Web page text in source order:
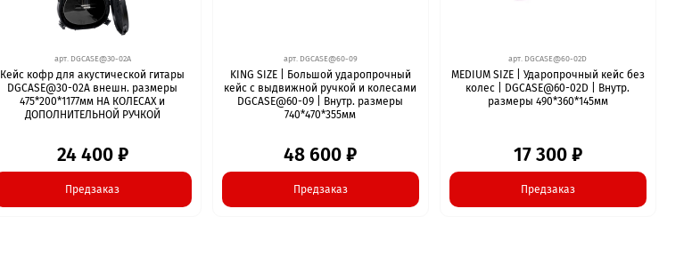
арт. DGCASE@30-02A
Кейс кофр для акустической гитары
DGCASE@30-02А внешн. размеры
475*200*1177мм НА КОЛЕСАХ и
ДОПОЛНИТЕЛЬНОЙ РУЧКОЙ
24 400 ₽
Предзаказ
арт. DGCASE@60-09
KING SIZE | Большой ударопрочный
кейс с выдвижной ручкой и колесами
DGCASE@60-09 | Внутр. размеры
740*470*355мм
48 600 ₽
Предзаказ
арт. DGCASE@60-02D
MEDIUM SIZE | Ударопрочный кейс без
колес | DGCASE@60-02D | Внутр.
размеры 490*360*145мм
17 300 ₽
Предзаказ